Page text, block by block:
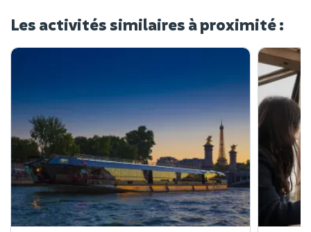
Les activités similaires à proximité :